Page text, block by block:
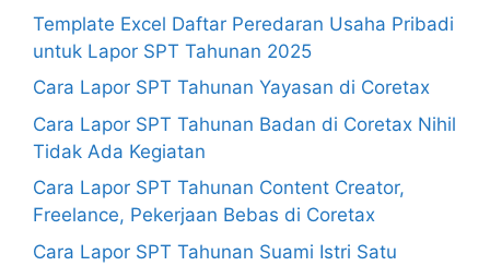
Template Excel Daftar Peredaran Usaha Pribadi
untuk Lapor SPT Tahunan 2025
Cara Lapor SPT Tahunan Yayasan di Coretax
Cara Lapor SPT Tahunan Badan di Coretax Nihil
Tidak Ada Kegiatan
Cara Lapor SPT Tahunan Content Creator,
Freelance, Pekerjaan Bebas di Coretax
Cara Lapor SPT Tahunan Suami Istri Satu